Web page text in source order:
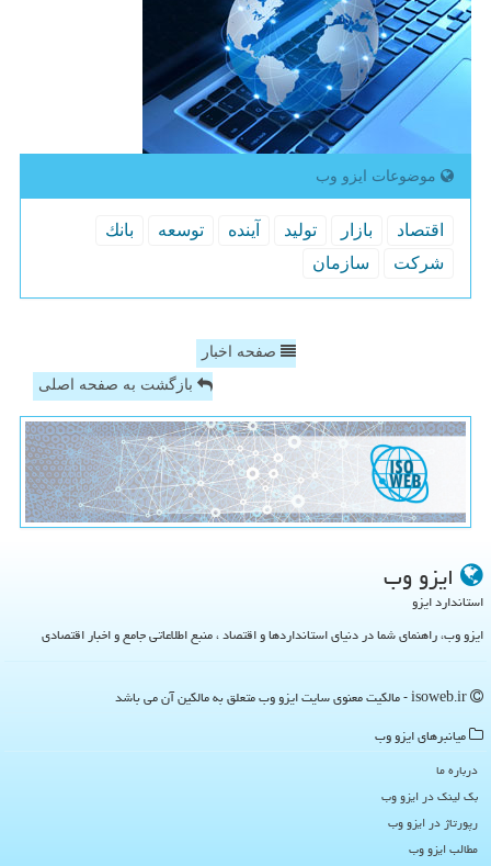
موضوعات ایزو وب
اقتصاد بازار تولید آینده توسعه
بانك
شركت
سازمان
صفحه اخبار
بازگشت به صفحه اصلی
ایزو وب
استاندارد ایزو
ایزو وب، راهنمای شما در دنیای استانداردها و اقتصاد ، منبع اطلاعاتی جامع و اخبار اقتصادی
میانبرهای ایزو وب
درباره ما
بک لینک در ایزو وب
رپورتاژ در ایزو وب
مطالب ایزو وب